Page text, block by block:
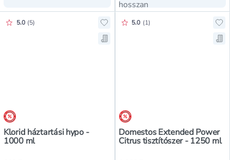
árréscsökkentés
Klorid háztartási hypo -
1000 ml
Értékelés pontszáma:
5.0 (5)
Hozzáadás a kedvencekhez,
Mentés a bevásárló listára,
árréscsökkentés
Domestos Extended Power
Citrus tisztítószer - 1250 ml
Értékelés pontszáma:
5.0 (1)